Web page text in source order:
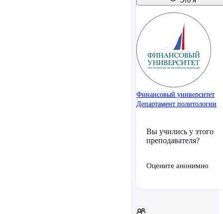
Финансовый университет
Департамент политологии
Вы учились у этого
преподавателя?
Оцените анонимно